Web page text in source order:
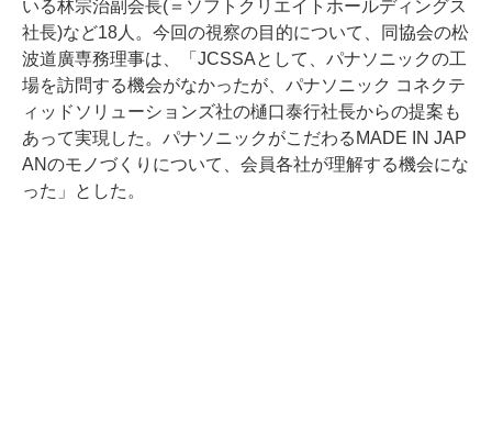
いる林宗治副会長(＝ソフトクリエイトホールディングス
社長)など18人。今回の視察の目的について、同協会の松
波道廣専務理事は、「JCSSAとして、パナソニックの工
場を訪問する機会がなかったが、パナソニック コネクテ
ィッドソリューションズ社の樋口泰行社長からの提案も
あって実現した。パナソニックがこだわるMADE IN JAP
ANのモノづくりについて、会員各社が理解する機会にな
った」とした。